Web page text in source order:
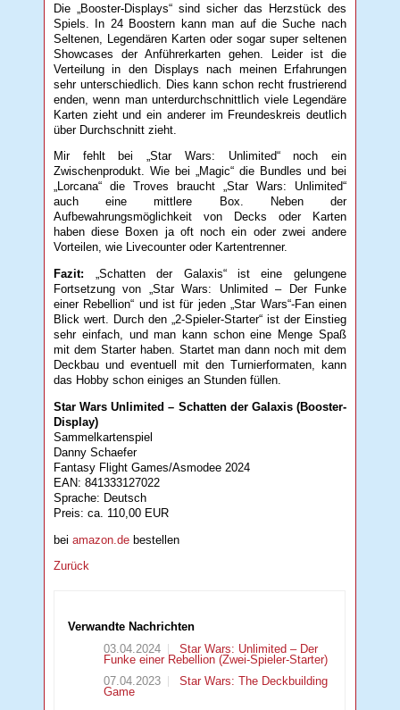
Die „Booster-Displays“ sind sicher das Herzstück des
Spiels. In 24 Boostern kann man auf die Suche nach
Seltenen, Legendären Karten oder sogar super seltenen
Showcases der Anführerkarten gehen. Leider ist die
Verteilung in den Displays nach meinen Erfahrungen
sehr unterschiedlich. Dies kann schon recht frustrierend
enden, wenn man unterdurchschnittlich viele Legendäre
Karten zieht und ein anderer im Freundeskreis deutlich
über Durchschnitt zieht.
Mir fehlt bei „Star Wars: Unlimited“ noch ein
Zwischenprodukt. Wie bei „Magic“ die Bundles und bei
„Lorcana“ die Troves braucht „Star Wars: Unlimited“
auch eine mittlere Box. Neben der
Aufbewahrungsmöglichkeit von Decks oder Karten
haben diese Boxen ja oft noch ein oder zwei andere
Vorteilen, wie Livecounter oder Kartentrenner.
Fazit: „Schatten der Galaxis“ ist eine gelungene
Fortsetzung von „Star Wars: Unlimited – Der Funke
einer Rebellion“ und ist für jeden „Star Wars“-Fan einen
Blick wert. Durch den „2-Spieler-Starter“ ist der Einstieg
sehr einfach, und man kann schon eine Menge Spaß
mit dem Starter haben. Startet man dann noch mit dem
Deckbau und eventuell mit den Turnierformaten, kann
das Hobby schon einiges an Stunden füllen.
Star Wars Unlimited – Schatten der Galaxis (Booster-
Display)
Sammelkartenspiel
Danny Schaefer
Fantasy Flight Games/Asmodee 2024
EAN: 841333127022
Sprache: Deutsch
Preis: ca. 110,00 EUR
beiamazon.de bestellen
Zurück
Verwandte Nachrichten
03.04.2024
Star Wars: Unlimited – Der
Funke einer Rebellion (Zwei-Spieler-Starter)
07.04.2023
Star Wars: The Deckbuilding
Game